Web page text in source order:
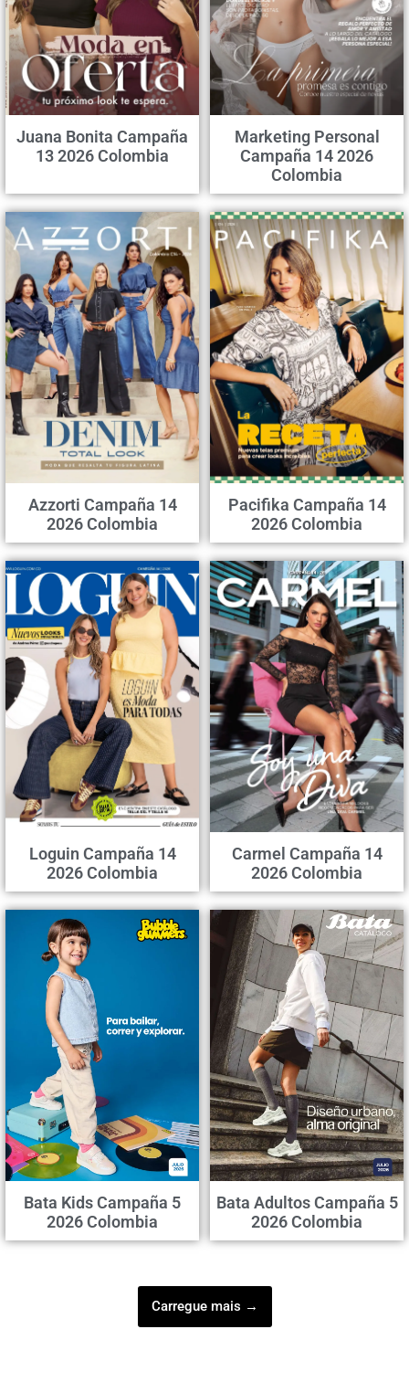
Juana Bonita Campaña
13 2026 Colombia
Marketing Personal
Campaña 14 2026
Colombia
Azzorti Campaña 14
2026 Colombia
Pacifika Campaña 14
2026 Colombia
Loguin Campaña 14
2026 Colombia
Carmel Campaña 14
2026 Colombia
Bata Kids Campaña 5
2026 Colombia
Bata Adultos Campaña 5
2026 Colombia
Carregue mais →